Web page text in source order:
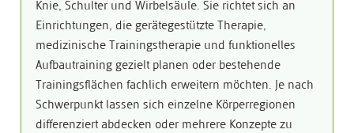
Knie, Schulter und Wirbelsäule. Sie richtet sich an
Einrichtungen, die gerätegestützte Therapie,
medizinische Trainingstherapie und funktionelles
Aufbautraining gezielt planen oder bestehende
Trainingsflächen fachlich erweitern möchten. Je nach
Schwerpunkt lassen sich einzelne Körperregionen
differenziert abdecken oder mehrere Konzepte zu